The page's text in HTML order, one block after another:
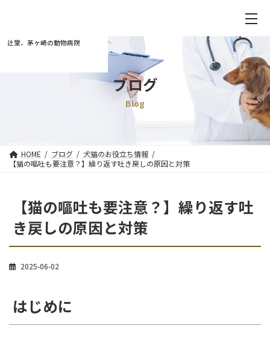
辻堂、茅ヶ崎の動物病院
ブログ
Blog
HOME ブログ
犬猫のお役立ち情報
【猫の嘔吐も要注意？】繰り返す吐き戻しの原因と対策
【猫の嘔吐も要注意？】繰り返す吐
き戻しの原因と対策
2025-06-02
はじめに